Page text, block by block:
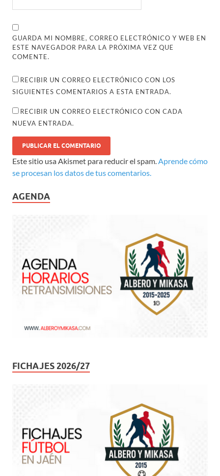
GUARDA MI NOMBRE, CORREO ELECTRÓNICO Y WEB EN
ESTE NAVEGADOR PARA LA PRÓXIMA VEZ QUE
COMENTE.
RECIBIR UN CORREO ELECTRÓNICO CON LOS
SIGUIENTES COMENTARIOS A ESTA ENTRADA.
RECIBIR UN CORREO ELECTRÓNICO CON CADA
NUEVA ENTRADA.
Este sitio usa Akismet para reducir el spam.Aprende cómo
se procesan los datos de tus comentarios.
AGENDA
FICHAJES 2026/27